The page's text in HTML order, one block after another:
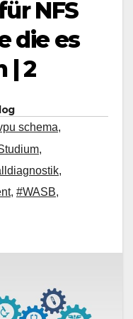
NFS
die es
| 2
schema,
,
,
, #WASB,